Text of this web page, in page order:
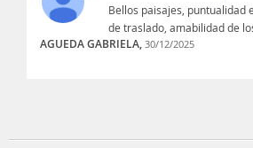
Bellos paisajes, puntualidad
de traslado, amabilidad de
AGUEDA GABRIELA, 30/12/2025